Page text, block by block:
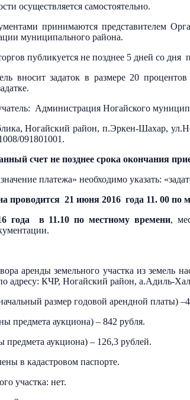
осуществляется самостоятельно.
принимаются представителем
муниципального района.
публикуется не позднее 5 дней со дня
вносит задаток в размере 20
Администрация Ногайского
Ногайский район, п.Эркен-Шахар,
091801001.
счет не позднее срока окончания
платежа» необходимо указать:
проводится 21 июня 2016 года 11. 00 по
года в 11.10 по местному времени,
аренды земельного участка из земель
адресу: КЧР, Ногайский район, а.Адиль-
размер годовой арендной платы)
предмета аукциона) – 842 рубля.
аукциона) – 126,3 рублей.
в кадастровом паспорте.
участка: нет.